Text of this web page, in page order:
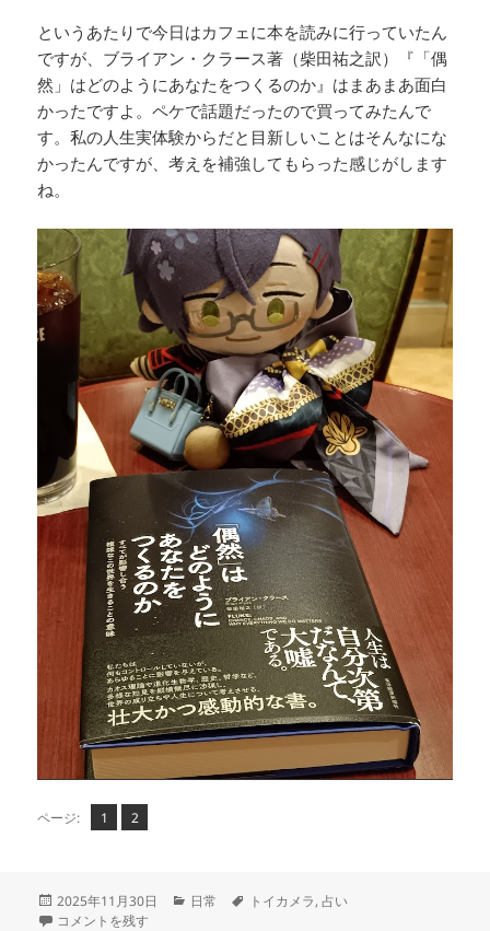
というあたりで今日はカフェに本を読みに行っていたん
ですが、ブライアン・クラース著（柴田祐之訳）『「偶
然」はどのようにあなたをつくるのか』はまあまあ面白
かったですよ。ペケで話題だったので買ってみたんで
す。私の人生実体験からだと目新しいことはそんなにな
かったんですが、考えを補強してもらった感じがします
ね。
ページ:
ペ1 ,
ペ
2
投
稿
2025年11月30日
カ
日常
タ
トイカメラ,占い
たまにはちょっぴりスピリチュアル に
コメントを残す